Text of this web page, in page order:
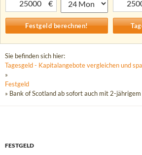
€
Sie befinden sich hier:
Tagesgeld - Kapitalangebote vergleichen und
»
Festgeld
» Bank of Scotland ab sofort auch mit 2-
FESTGELD